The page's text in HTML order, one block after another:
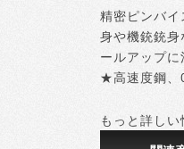
精密ピンバ
身や機銃銃
ールアップに
★高速度鋼
もっと詳し